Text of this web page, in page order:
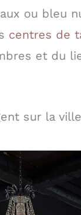
ou bleu
centres de
et du
sur la